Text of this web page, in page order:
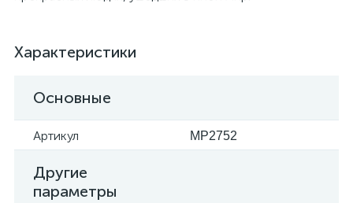
Характеристики
Основные
Артикул MP2752
Другие
параметры